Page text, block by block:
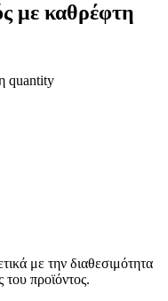
με καθρέφτη
quantity
με την διαθεσιμότητα
προϊόντος.